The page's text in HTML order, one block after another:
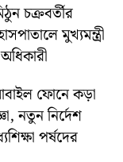
চক্রবর্তীর
মুখ্যমন্ত্রী
ফোনে কড়া
নতুন নির্দেশ
পর্ষদের